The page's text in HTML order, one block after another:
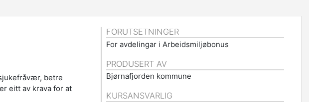
betre
eitt av krava for at
FORUTSETNINGER
For avdelingar i Arbeidsmiljøbonus
PRODUSERT AV
Bjørnafjorden kommune
KURSANSVARLIG